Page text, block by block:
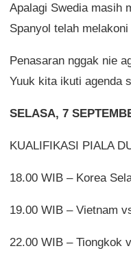
Apalagi Swedia masih
Spanyol telah melakoni
Penasaran nggak nie
Yuuk kita ikuti agenda
SELASA, 7
KUALIFIKASI PIALA
18.00 WIB – Korea
19.00 WIB – Vietnam
22.00 WIB – Tiongkok